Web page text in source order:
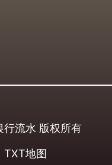
行流水 版权所有
TXT地图